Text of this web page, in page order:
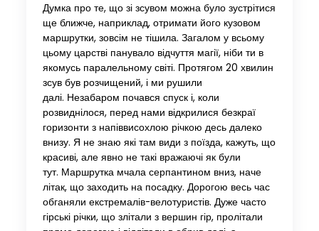
Думка про те, що зі зсувом можна було зустрітися
ще ближче, наприклад, отримати його кузовом
маршрутки, зовсім не тішила. Загалом у всьому
цьому царстві панувало відчуття магії, ніби ти в
якомусь паралельному світі. Протягом 20 хвилин
зсув був розчищений, і ми рушили
далі. Незабаром почався спуск і, коли
розвиднілося, перед нами відкрилися безкраї
горизонти з напіввисохлою річкою десь далеко
внизу. Я не знаю які там види з поїзда, кажуть, що
красиві, але явно не такі вражаючі як були
тут. Маршрутка мчала серпантином вниз, наче
літак, що заходить на посадку. Дорогою весь час
обганяли екстремалів-велотуристів. Дуже часто
гірські річки, що злітали з вершин гір, пролітали